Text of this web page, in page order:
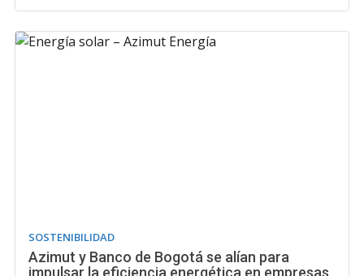
SOSTENIBILIDAD
Azimut y Banco de Bogotá se alían para
impulsar la eficiencia energética en empresas